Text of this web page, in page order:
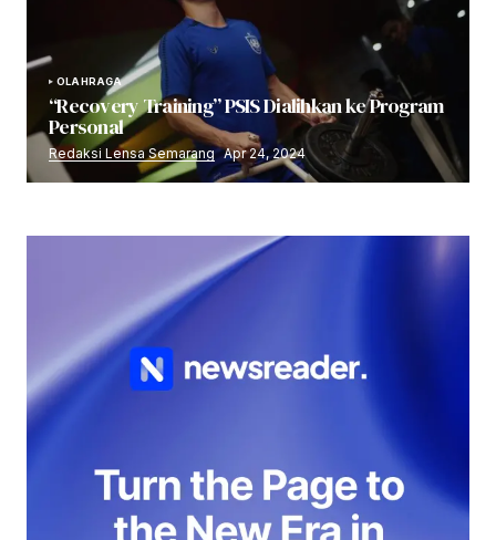
OLAHRAGA
“Recovery Training” PSIS Dialihkan ke Program
Personal
Redaksi Lensa Semarang Apr 24, 2024